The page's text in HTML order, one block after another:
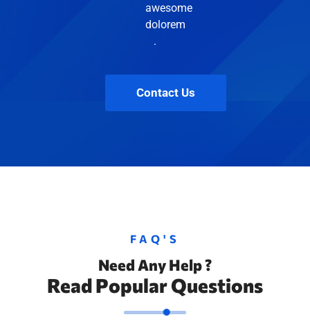
awesome
dolorem
.
Contact Us
FAQ'S
Need Any Help ?
Read Popular Questions